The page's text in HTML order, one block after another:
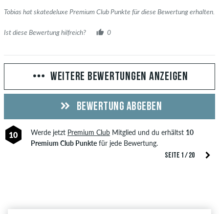
Tobias hat skatedeluxe Premium Club Punkte für diese Bewertung erhalten.
Ist diese Bewertung hilfreich? 0
SEITE 1 / 20
WEITERE BEWERTUNGEN ANZEIGEN
BEWERTUNG ABGEBEN
10 Werde jetzt Premium ClubMitglied und du erhältst 10
Premium Club Punktefür jede Bewertung.